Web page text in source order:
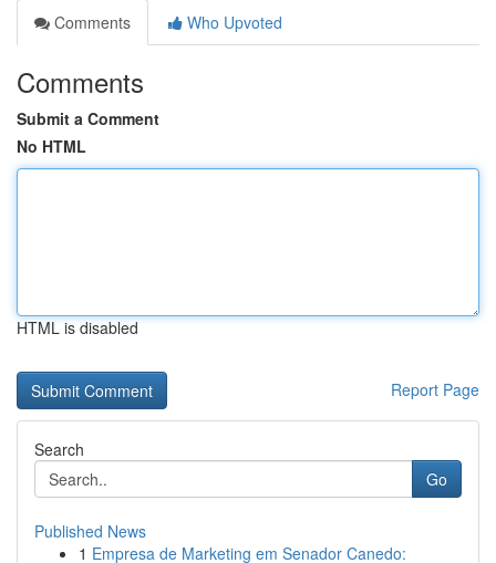
Comments
Who Upvoted
Comments
Submit a Comment
No HTML
HTML is disabled
Report Page
Search
Go
Published News
1 Empresa de Marketing em Senador Canedo: